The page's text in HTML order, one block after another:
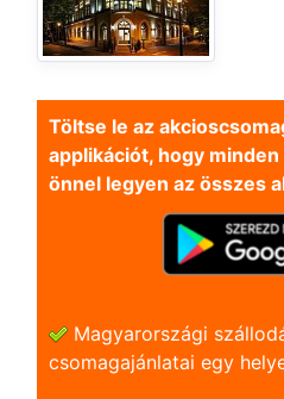
Töltse le az
applikációt, hogy
önnel legyen az összes
Magyarországi
csomagajánlatai egy